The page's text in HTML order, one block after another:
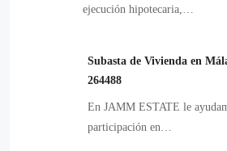
ejecución hipotecaria,…
Subasta de Vivienda en
264488
En JAMM ESTATE le
participación en…